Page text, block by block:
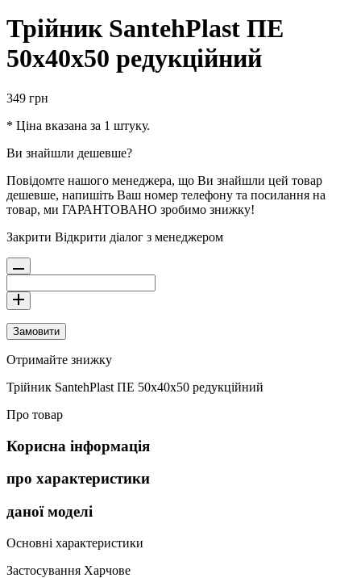
Трійник SantehPlast ПЕ
50х40х50 редукційний
349 грн
* Ціна вказана за 1 штуку.
Ви знайшли дешевше?
Повідомте нашого менеджера, що Ви знайшли цей товар
дешевше, напишіть Ваш номер телефону та посилання на
товар, ми ГАРАНТОВАНО зробимо знижку!
Закрити Відкрити діалог з менеджером
Замовити
Отримайте знижку
Трійник SantehPlast ПЕ 50х40х50 редукційний
Про товар
Корисна інформація
про характеристики
даної моделі
Основні характеристики
Застосування Харчове